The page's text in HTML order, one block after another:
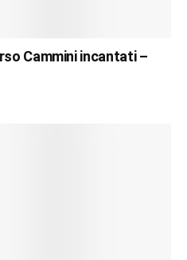
Cammini incantati –